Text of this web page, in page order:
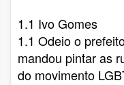
1.1 Ivo Gomes
1.1 Odeio o
mandou pintar as
do movimento